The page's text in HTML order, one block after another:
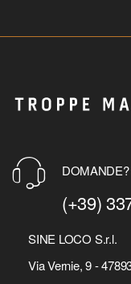
(+39)
SINE LOCO S.r.l.
Via Vernie, 9 -